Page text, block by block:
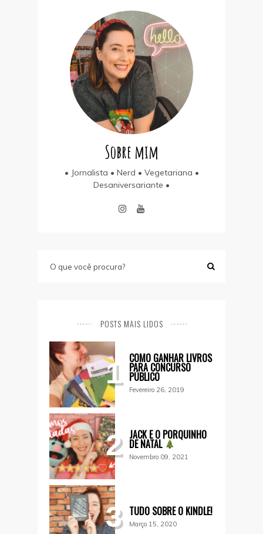
Sobre mim
• Jornalista • Nerd • Vegetariana •
Desaniversariante •
POSTS MAIS LIDOS
1 COMO GANHAR LIVROS
PARA CONCURSO
PÚBLICO
Fevereiro 26, 2019
2 JACK E O PORQUINHO
DE NATAL
Novembro 09, 2021
3 TUDO SOBRE O KINDLE!
Março 15, 2020